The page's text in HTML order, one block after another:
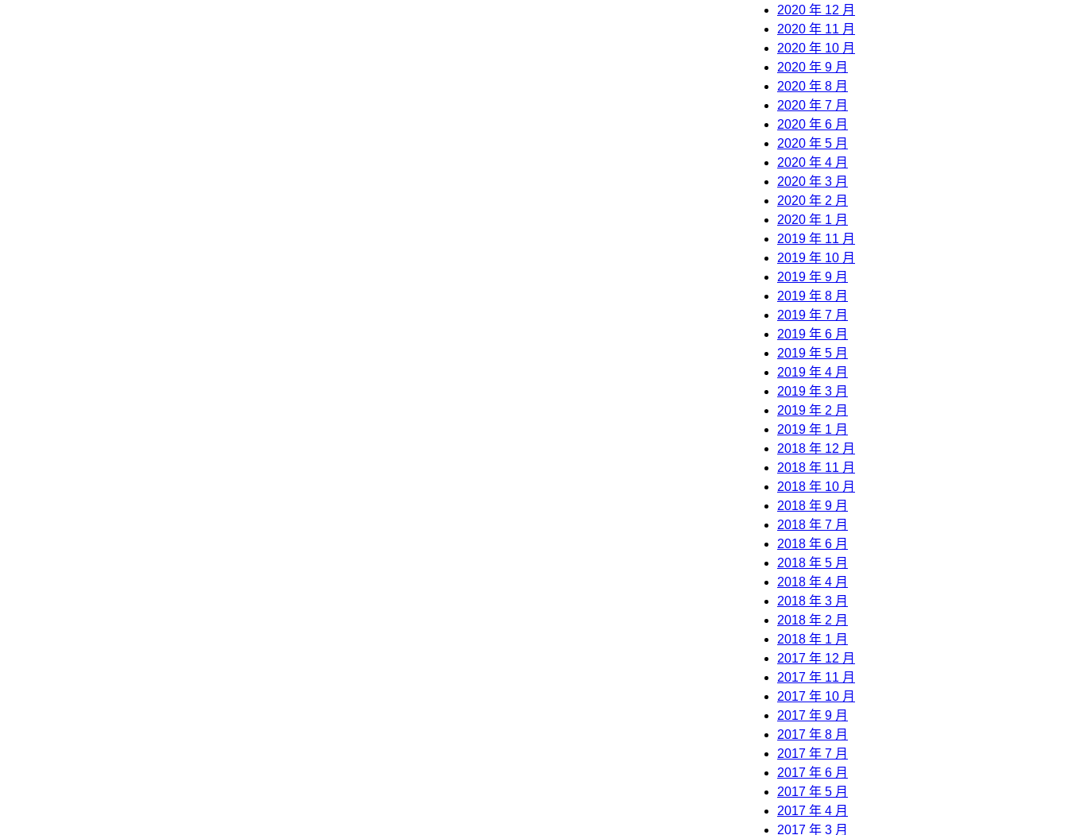
2020 年 12 月
2020 年 11 月
2020 年 10 月
2020 年 9 月
2020 年 8 月
2020 年 7 月
2020 年 6 月
2020 年 5 月
2020 年 4 月
2020 年 3 月
2020 年 2 月
2020 年 1 月
2019 年 11 月
2019 年 10 月
2019 年 9 月
2019 年 8 月
2019 年 7 月
2019 年 6 月
2019 年 5 月
2019 年 4 月
2019 年 3 月
2019 年 2 月
2019 年 1 月
2018 年 12 月
2018 年 11 月
2018 年 10 月
2018 年 9 月
2018 年 7 月
2018 年 6 月
2018 年 5 月
2018 年 4 月
2018 年 3 月
2018 年 2 月
2018 年 1 月
2017 年 12 月
2017 年 11 月
2017 年 10 月
2017 年 9 月
2017 年 8 月
2017 年 7 月
2017 年 6 月
2017 年 5 月
2017 年 4 月
2017 年 3 月